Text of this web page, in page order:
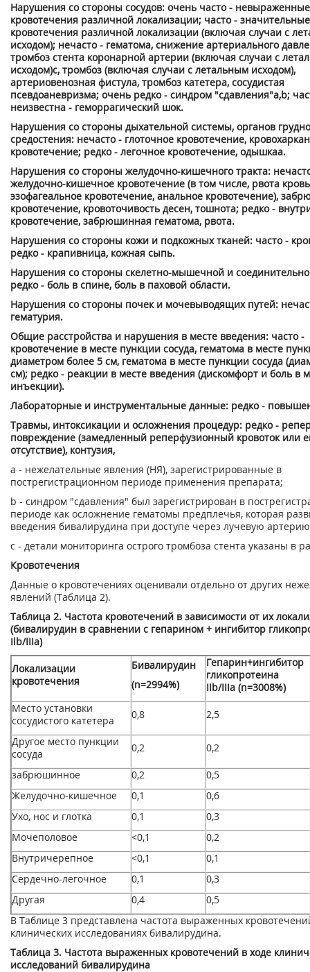
Нарушения со стороны сосудов: очень часто - невыраженные
кровотечения различной локализации; часто - значительные
кровотечения различной локализации (включая случаи с
исходом); нечасто - гематома, снижение артериального
тромбоз стента коронарной артерии (включая случаи с
исходом)c, тромбоз (включая случаи с летальным исходом),
артериовенозная фистула, тромбоз катетера, сосудистая
псевдоаневризма; очень редко - синдром "сдавления"а,b;
неизвестна - геморрагический шок.
Нарушения со стороны дыхательной системы, органов
средостения: нечасто - глоточное кровотечение,
кровотечение; редко - легочное кровотечение, одышкаa.
Нарушения со стороны желудочно-кишечного тракта:
желудочно-кишечное кровотечение (в том числе, рвота
эзофагеальное кровотечение, анальное кровотечение),
кровотечение, кровоточивость десен, тошнота; редко -
кровотечение, забрюшинная гематома, рвота.
Нарушения со стороны кожи и подкожных тканей: часто -
редко - крапивница, кожная сыпь.
Нарушения со стороны скелетно-мышечной и
редко - боль в спине, боль в паховой области.
Нарушения со стороны почек и мочевыводящих путей:
гематурия.
Общие расстройства и нарушения в месте введения: часто -
кровотечение в месте пункции сосуда, гематома в месте
диаметром более 5 см, гематома в месте пункции сосуда
см); редко - реакции в месте введения (дискомфорт и боль в
инъекции).
Лабораторные и инструментальные данные: редко -
Травмы, интоксикации и осложнения процедур: редко -
повреждение (замедленный реперфузионный кровоток или
отсутствие), контузия,
а - нежелательные явления (НЯ), зарегистрированные в
пострегистрационном периоде применения препарата;
b - синдром "сдавления" был зарегистрирован в
периоде как осложнение гематомы предплечья, которая
введения бивалирудина при доступе через лучевую
с - детали мониторинга острого тромбоза стента указаны в
Кровотечения
Данные о кровотечениях оценивали отдельно от других
явлений (Таблица 2).
Таблица 2. Частота кровотечений в зависимости от их
(бивалирудин в сравнении с гепарином + ингибитор
Ilb/IIIa)
Локализации
кровотечения
Бивалирудин
(n=2994%)
Гепарин+ингибитор
гликопротеина
IIb/IIIа (n=3008%)
Место установки
сосудистого катетера
0,8 2,5
Другое место пункции
сосуда
0,2 0,2
забрюшинное 0,2
0,5
Желудочно-кишечное
0,1
0,6
Ухо, нос и глотка
0,1
0,3
Мочеполовое
<0,1
0,2
Внутричерепное
<0,1
0,1
Сердечно-легочное
0,1
0,3
Другая
0,4
0,5
В Таблице 3 представлена частота выраженных
клинических исследованиях бивалирудина.
Таблица 3. Частота выраженных кровотечений в ходе
исследований бивалирудина